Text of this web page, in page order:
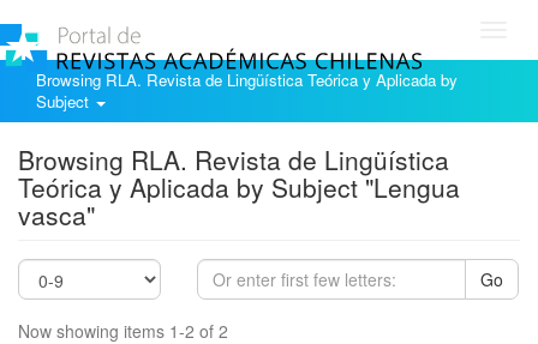
Browsing RLA. Revista de Lingüística Teórica y Aplicada by
Subject
Browsing RLA. Revista de Lingüística
Teórica y Aplicada by Subject "Lengua
vasca"
Go
Now showing items 1-2 of 2